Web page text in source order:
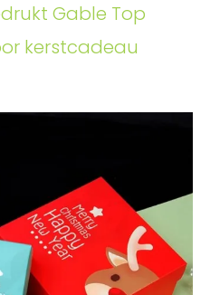
Gable Top
kerstcadeau